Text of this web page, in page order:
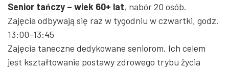
Senior tańczy – wiek 60+ lat, nabór 20 osób.
Zajęcia odbywają się raz w tygodniu w czwartki, godz.
13:00-13:45
Zajęcia taneczne dedykowane seniorom. Ich celem
jest kształtowanie postawy zdrowego trybu życia